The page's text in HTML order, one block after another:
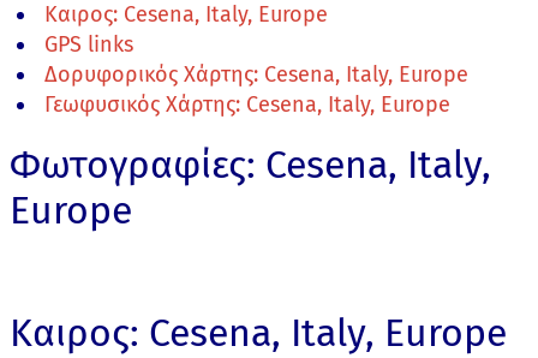
Καιρος: Cesena, Italy, Europe
GPS links
Δορυφορικός Χάρτης: Cesena, Italy, Europe
Γεωφυσικός Χάρτης: Cesena, Italy, Europe
Φωτογραφίες: Cesena, Italy,
Europe
Καιρος: Cesena, Italy, Europe